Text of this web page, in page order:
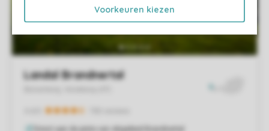
Voorkeuren kiezen